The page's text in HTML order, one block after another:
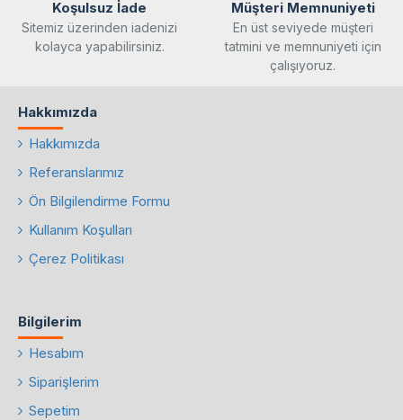
Koşulsuz İade
Sitemiz üzerinden iadenizi
kolayca yapabilirsiniz.
Müşteri Memnuniyeti
En üst seviyede müşteri
tatmini ve memnuniyeti için
çalışıyoruz.
Hakkımızda
Hakkımızda
Referanslarımız
Ön Bilgilendirme Formu
Kullanım Koşulları
Çerez Politikası
Bilgilerim
Hesabım
Siparişlerim
Sepetim